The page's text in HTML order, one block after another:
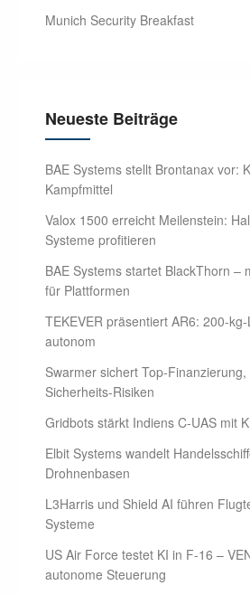
Munich Security Breakfast
Neueste Beiträge
BAE Systems stellt Brontanax vor:
Kampfmittel
Valox 1500 erreicht Meilenstein:
Systeme profitieren
BAE Systems startet BlackThorn –
für Plattformen
TEKEVER präsentiert AR6: 200-
autonom
Swarmer sichert Top-
Sicherheits-Risiken
Gridbots stärkt Indiens C-UAS mit
Elbit Systems wandelt
Drohnenbasen
L3Harris und Shield AI führen
Systeme
US Air Force testet KI in F-16 –
autonome Steuerung